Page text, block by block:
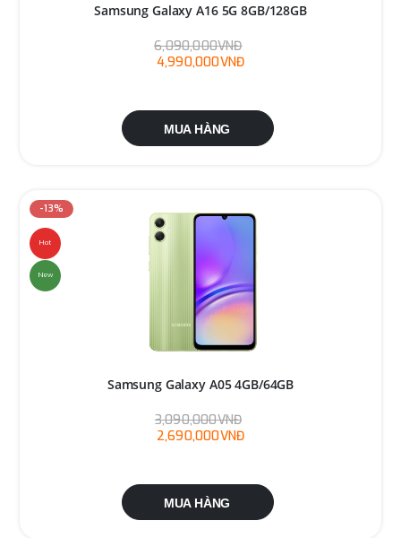
Samsung Galaxy A16 5G 8GB/128GB
6,090,000VNĐ
4,990,000VNĐ
MUA HÀNG
-13%
Hot
New
Samsung Galaxy A05 4GB/64GB
3,090,000VNĐ
2,690,000VNĐ
MUA HÀNG